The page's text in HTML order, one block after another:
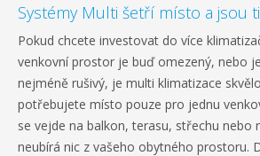
Systémy Multi šetří místo a jsou
Pokud chcete investovat do více
venkovní prostor je buď omezený, nebo
nejméně rušivý, je multi klimatizace
potřebujete místo pouze pro jednu
se vejde na balkon, terasu, střechu nebo
neubírá nic z vašeho obytného prostoru.